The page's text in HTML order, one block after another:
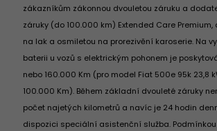
zákazníkům zákonnou dvouletou záruku a
záruky (do 100.000 km) Extended Care Premium,
na lak a osmiletou na prorezivění karoserie. Na
baterii u vozů s elektrickým pohonem je
nebo 160.000 Km (pro model Fiat 500e 95k 23,8
100.000 Km). Během základní dvouleté záruky
počet najetých kilometrů a navíc je 24 hodin
dispozici speciální asistenční služba.